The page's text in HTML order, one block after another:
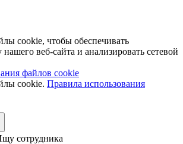
cookie, чтобы обеспечивать
веб-сайта и анализировать сетевой
файлов cookie
cookie. Правила использования
сотрудника